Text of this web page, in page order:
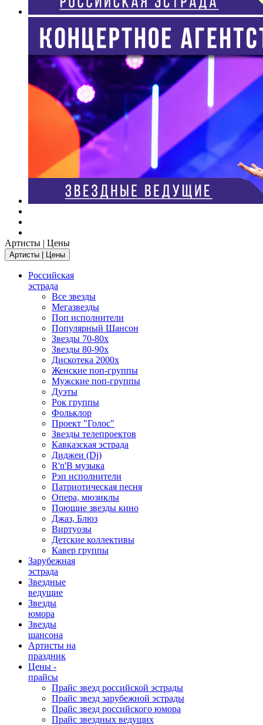
Артисты | Цены
Артисты | Цены
Российская
эстрада
Все звезды
Мегазвезды
Поп исполнители
Популярный Шансон
Звезды 70-80х
Звезды 80-90х
Дискотека 2000х
Женские поп-группы
Мужские поп-группы
Дуэты
Рок группы
Фольклор
Проект "Голос"
Звезды телепроектов
Кавказская эстрада
Диджеи (Dj)
R'n'B музыка
Рэп исполнители
Патриотическая песня
Опера, мюзиклы
Поющие звезды кино
Джаз, Блюз
Виртуозы
Детские коллективы
Кавер группы
Зарубежная
эстрада
Звездные
ведущие
Звезды
юмора
Звезды
шансона
Артисты на
праздник
Цены -
прайсы
Прайс звезд российской эстрады
Прайс звезд зарубежной эстрады
Прайс звезд российского юмора
Прайс звездных ведущих